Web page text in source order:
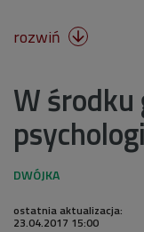
rozwiń 
W środku
ostatnia aktualizacja:
23.04.2017 15:00